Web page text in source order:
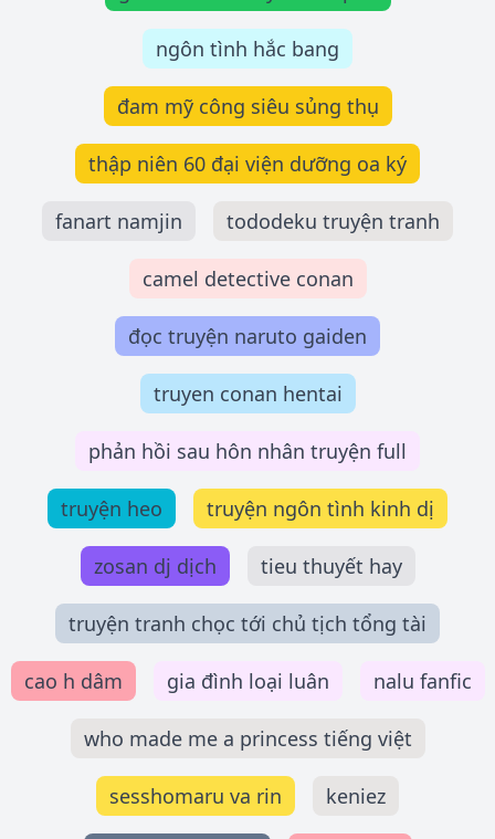
ngôn tình hắc bang
đam mỹ công siêu sủng thụ
thập niên 60 đại viện dưỡng oa ký
fanart namjin tododeku truyện tranh
camel detective conan
đọc truyện naruto gaiden
truyen conan hentai
phản hồi sau hôn nhân truyện full
truyện heo truyện ngôn tình kinh dị
zosan dj dịch tieu thuyết hay
truyện tranh chọc tới chủ tịch tổng tài
cao h dâm gia đình loại luân nalu fanfic
who made me a princess tiếng việt
sesshomaru va rin keniez